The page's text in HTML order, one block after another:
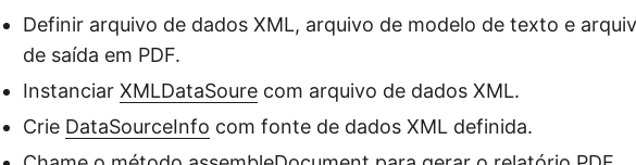
Definir arquivo de dados XML, arquivo de modelo de texto e
de saída em PDF.
Instanciar XMLDataSoure com arquivo de dados XML.
Crie DataSourceInfo com fonte de dados XML definida.